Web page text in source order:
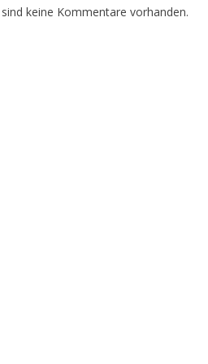
sind keine Kommentare vorhanden.